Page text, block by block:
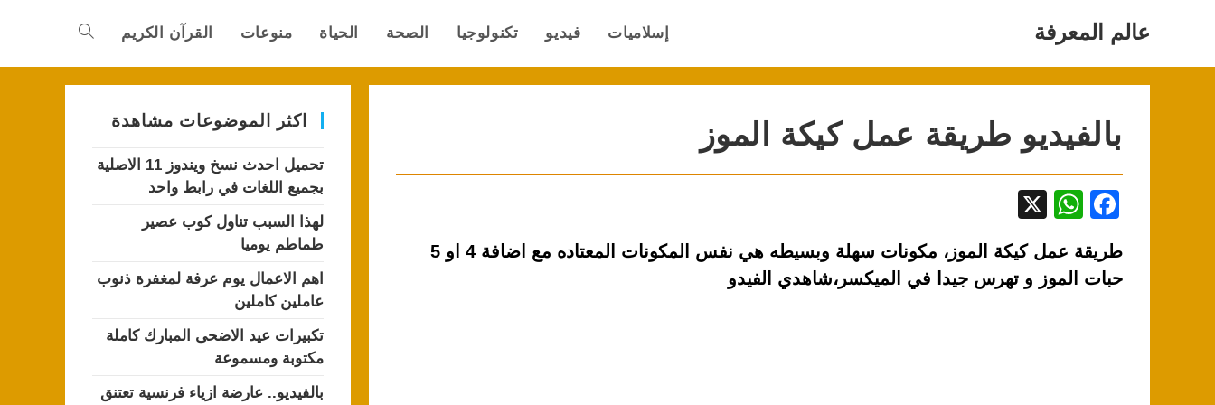
عالم المعرفة إسلاميات فيديو تكنولوجيا الصحة الحياة منوعات القرآن الكريم Toggle
بالفيديو طريقة عمل كيكة الموز
F
c
e
W
at
s
طريقة عمل كيكة الموز، مكونات سهلة وبسيطه هي نفس المكونات المعتاده مع اضافة 4 او 5
حبات الموز و تهرس جيدا في الميكسر،شاهدي الفيدو
اكثر الموضوعات مشاهدة
تحميل احدث نسخ ويندوز 11 الاصلية
بجميع اللغات في رابط واحد
لهذا السبب تناول كوب عصير
طماطم يوميا
اهم الاعمال يوم عرفة لمغفرة ذنوب
عاملين كاملين
تكبيرات عيد الاضحى المبارك كاملة
مكتوبة ومسموعة
بالفيديو.. عارضة ازياء فرنسية تعتنق